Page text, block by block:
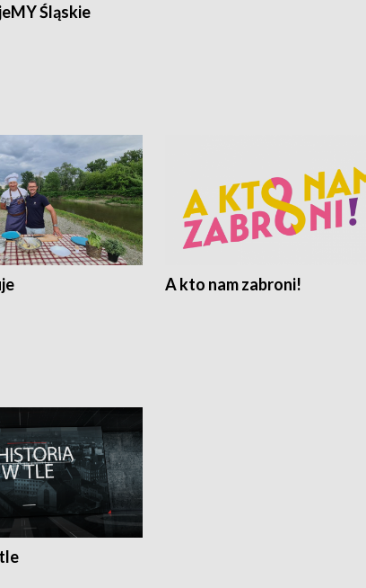
Śląskie
A kto nam zabroni!